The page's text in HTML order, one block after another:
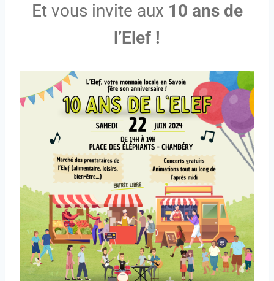
Et vous invite aux 10 ans de
l’Elef !